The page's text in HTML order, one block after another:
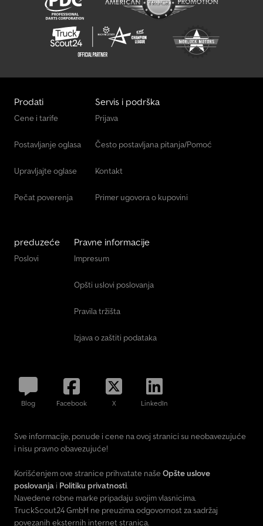
Prodati
Cene i tarife
Postavljanje oglasa
Upravljajte oglase
Pečat poverenja
Servis i podrška
Prijava
Često postavljana pitanja/Pomoć
Kontakt
Primer ugovora o kupovini
preduzeće
Poslovi
Pravne informacije
Impresum
Opšti uslovi poslovanja
Pravila tržišta
Izjava o zaštiti podataka
Blog Facebook X LinkedIn
Sve informacije, ponude i cene na ovoj stranici su neobavezujuće
i nisu pravno obavezujuće!
Korišćenjem ove stranice prihvatate naše Opšte uslove
poslovanja i Politiku privatnosti.
Navedene robne marke pripadaju svojim vlasnicima.
TruckScout24 GmbH ne preuzima odgovornost za sadržaj
povezanih eksternih internet stranica.